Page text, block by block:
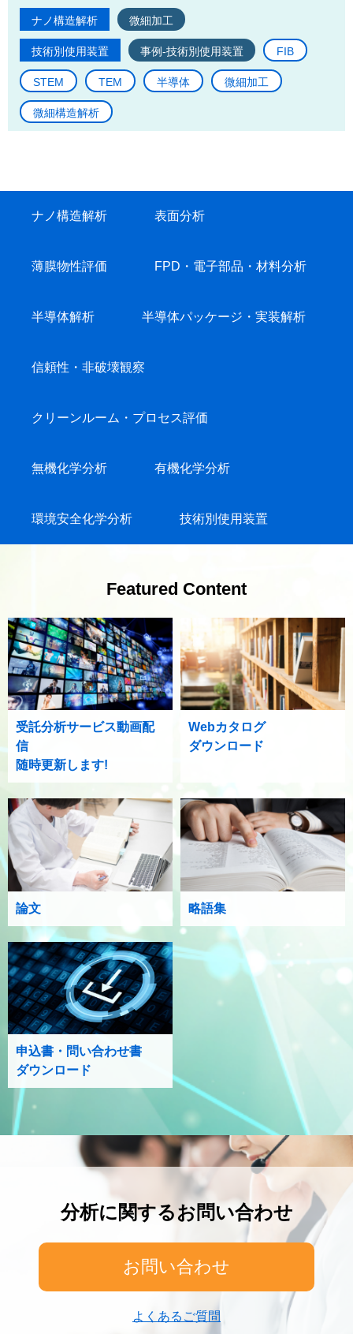
ナノ構造解析 微細加工
技術別使用装置 事例-技術別使用装置 FIB
STEM TEM 半導体 微細加工
微細構造解析
ナノ構造解析 表面分析
薄膜物性評価 FPD・電子部品・材料分析
半導体解析 半導体パッケージ・実装解析
信頼性・非破壊観察
クリーンルーム・プロセス評価
無機化学分析 有機化学分析
環境安全化学分析 技術別使用装置
Featured Content
受託分析サービス動画配
信
随時更新します!
Webカタログ
ダウンロード
論文 略語集
申込書・問い合わせ書
ダウンロード
分析に関するお問い合わせ
お問い合わせ
よくあるご質問